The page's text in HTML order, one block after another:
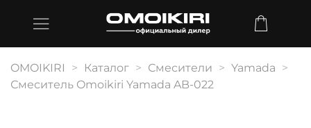
OMOIKIRI Каталог Смесители
Yamada
Смеситель Omoikiri Yamada AB-022